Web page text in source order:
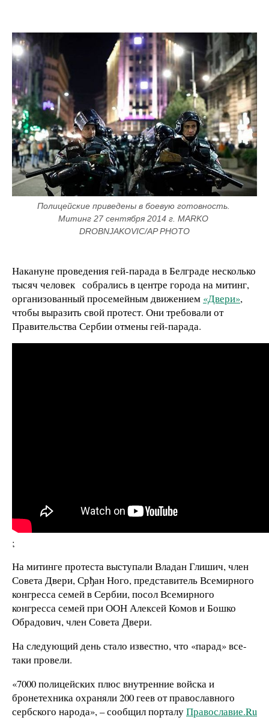
Полицейские приведены в боевую готовность.
Митинг 27 сентября 2014 г. MARKO
DROBNJAKOVIC/AP PHOTO
Накануне проведения гей-парада в Белграде несколько
тысяч человек собрались в центре города на митинг,
организованныйпросемейным движением «Двери»,
чтобы выразить свой протест. Они требовали от
Правительства Сербии отмены гей-парада.
;
На митинге протеста выступали Владан Глишич, член
Совета Двери, Срђан Ного, представитель Всемирного
конгресса семей в Сербии, посол Всемирного
конгресса семей при ООН Алексей Комов и Бошко
Обрадович, член Совета Двери.
На следующий день стало известно, что «парад» все-
таки провели.
«7000 полицейских плюс внутренние войска и
бронетехника охраняли 200 геев от православного
сербского народа», – сообщил порталуПравославие.Ru